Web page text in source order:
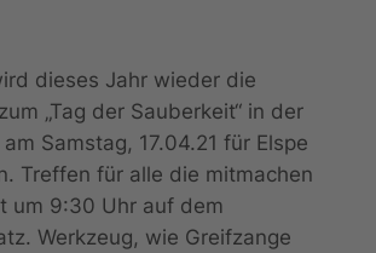
dieses Jahr wieder die
„Tag der Sauberkeit“ in der
Samstag, 17.04.21 für Elspe
Treffen für alle die mitmachen
um 9:30 Uhr auf dem
Werkzeug, wie Greifzange